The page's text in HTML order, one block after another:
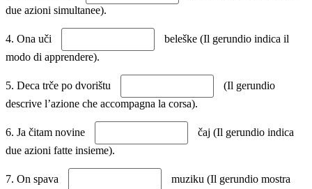
due azioni simultanee).
4. Ona uči
beleške (Il gerundio indica il
modo di apprendere).
5. Deca trče po dvorištu
(Il gerundio
descrive l’azione che accompagna la corsa).
6. Ja čitam novine
čaj (Il gerundio indica
due azioni fatte insieme).
7. On spava
muziku (Il gerundio mostra